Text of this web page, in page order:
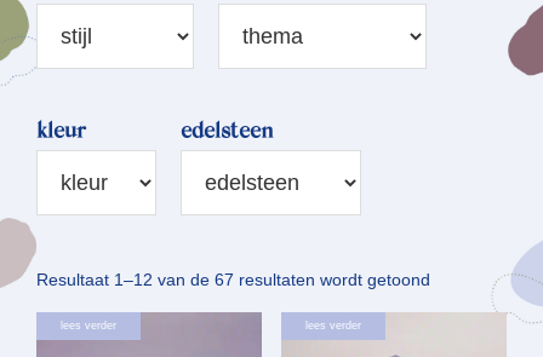
kleur edelsteen
Resultaat 1–12 van de 67 resultaten wordt getoond Gesorteerd
op
lees verder lees verder